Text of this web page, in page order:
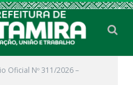
Oficial Nº 311/2026 –